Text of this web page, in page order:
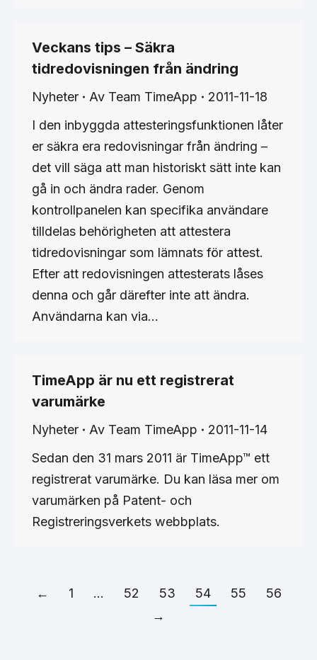
Veckans tips – Säkra
tidredovisningen från ändring
Nyheter Av Team TimeApp
2011-11-18
I den inbyggda attesteringsfunktionen låter
er säkra era redovisningar från ändring –
det vill säga att man historiskt sätt inte kan
gå in och ändra rader. Genom
kontrollpanelen kan specifika användare
tilldelas behörigheten att attestera
tidredovisningar som lämnats för attest.
Efter att redovisningen attesterats låses
denna och går därefter inte att ändra.
Användarna kan via…
TimeApp är nu ett registrerat
varumärke
Nyheter Av Team TimeApp
2011-11-14
Sedan den 31 mars 2011 är TimeApp™ ett
registrerat varumärke. Du kan läsa mer om
varumärken på Patent- och
Registreringsverkets webbplats.
← 1 … 52 53 54 55
56
→